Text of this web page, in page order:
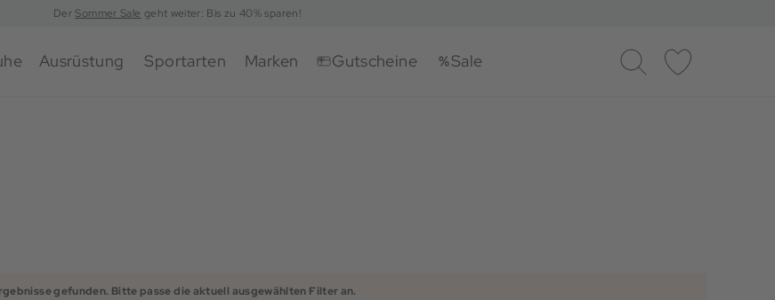
DerSommer Sale geht weiter: Bis zu 40% sparen!
Ausrüstung Sportarten Marken Gutscheine Sale
Suche Merkliste
gefunden. Bitte passe die aktuell ausgewählten Filter an.